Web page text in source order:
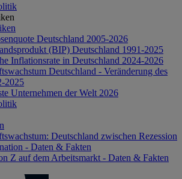
Deutschland 2005-2026
(BIP) Deutschland 1991-2025
Inflationsrate in Deutschland 2024-2026
Deutschland - Veränderung des
2025
Unternehmen der Welt 2026
Deutschland zwischen Rezession
- Daten & Fakten
Z auf dem Arbeitsmarkt - Daten & Fakten